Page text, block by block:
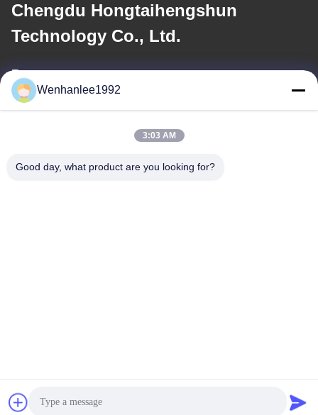
Chengdu Hongtaihengshun
Technology Co., Ltd.
E-posta
Chengdu Hongtaihengshun Technology Co., Ltd. Hepsi. Haklar
Wenhanlee1992
3:03 AM
Good day, what product are you looking for?